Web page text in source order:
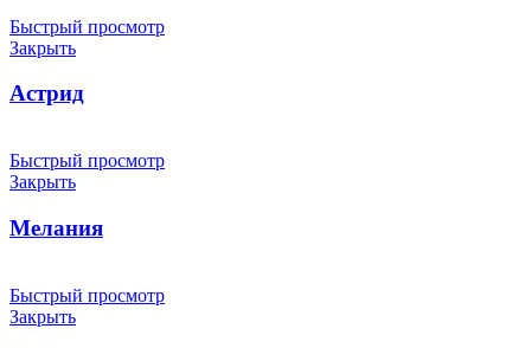
Быстрый просмотр
Закрыть
Астрид
Быстрый просмотр
Закрыть
Мелания
Быстрый просмотр
Закрыть